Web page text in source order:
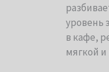
уровень
в кафе,
мягкой